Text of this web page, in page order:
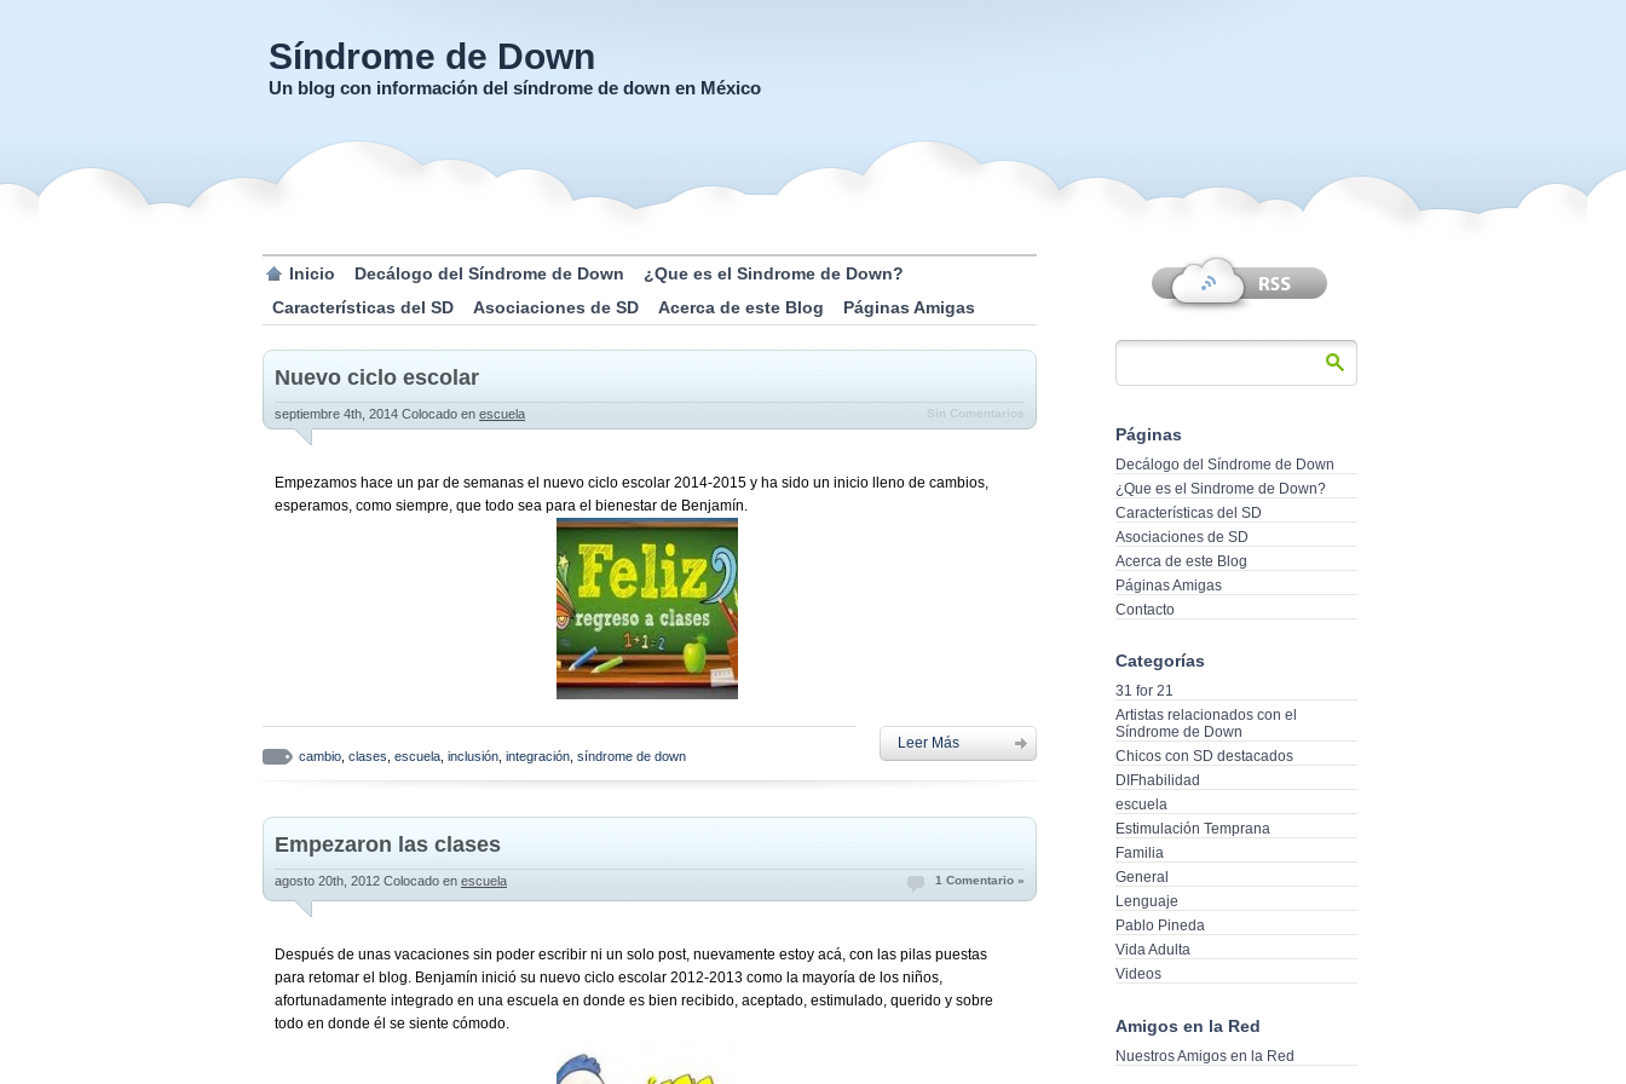
Síndrome de Down
Un blog con información del síndrome de down en México
Inicio Decálogo del Síndrome de Down
¿Que es el Sindrome de Down?
Características del SD
Asociaciones de SD Acerca de este Blog Páginas Amigas
Nuevo ciclo escolar
septiembre 4th, 2014 Colocado en escuela Sin Comentarios
Empezamos hace un par de semanas el nuevo ciclo escolar 2014-2015 y ha sido un inicio lleno de cambios,
esperamos, como siempre, que todo sea para el bienestar de Benjamín.
cambio clases escuela inclusión integración síndrome de down
Leer Más
Empezaron las clases
agosto 20th, 2012 Colocado en escuela 1 Comentario »
Después de unas vacaciones sin poder escribir ni un solo post, nuevamente estoy acá, con las pilas puestas
para retomar el blog. Benjamín inició su nuevo ciclo escolar 2012-2013 como la mayoría de los niños,
afortunadamente integrado en una escuela en donde es bien recibido, aceptado, estimulado, querido y sobre
todo en donde él se siente cómodo.
Páginas
Decálogo del Síndrome de Down
¿Que es el Sindrome de Down?
Características del SD
Asociaciones de SD
Acerca de este Blog
Páginas Amigas
Contacto
Categorías
31 for 21
Artistas relacionados con el
Síndrome de Down
Chicos con SD destacados
DIFhabilidad
escuela
Estimulación Temprana
Familia
General
Lenguaje
Pablo Pineda
Vida Adulta
Videos
Amigos en la Red
Nuestros Amigos en la Red